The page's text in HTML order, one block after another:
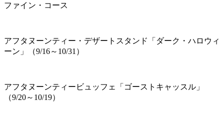
ファイン・コース
アフタヌーンティー・デザートスタンド「ダーク・ハロウィ
ーン」（9/16～10/31）
アフタヌーンティービュッフェ「ゴーストキャッスル」
（9/20～10/19）